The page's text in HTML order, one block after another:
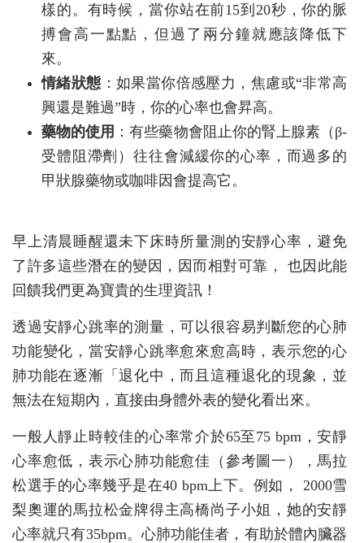
樣的。有時候，當你站在前15到20秒，你的脈
搏會高一點點，但過了兩分鐘就應該降低下
來。
情緒狀態 ：如果當你倍感壓力，焦慮或“非常高
興還是難過”時，你的心率也會昇高。
藥物的使用 ：有些藥物會阻止你的腎上腺素（β-
受體阻滯劑）往往會減緩你的心率，而過多的
甲狀腺藥物或咖啡因會提高它。
早上清晨睡醒還未下床時所量測的安靜心率，避免
了許多這些潛在的變因，因而相對可靠， 也因此能
回饋我們更為寶貴的生理資訊！
透過安靜心跳率的測量，可以很容易判斷您的心肺
功能變化，當安靜心跳率愈來愈高時，表示您的心
肺功能在逐漸「退化中，而且這種退化的現象，並
無法在短期內，直接由身體外表的變化看出來。
一般人靜止時較佳的心率常介於65至75 bpm，安靜
心率愈低，表示心肺功能愈佳（參考圖一），馬拉
松選手的心率幾乎是在40 bpm上下。例如， 2000雪
梨奧運的馬拉松金牌得主高橋尚子小姐，她的安靜
心率就只有35bpm。心肺功能佳者，有助於體內臟器